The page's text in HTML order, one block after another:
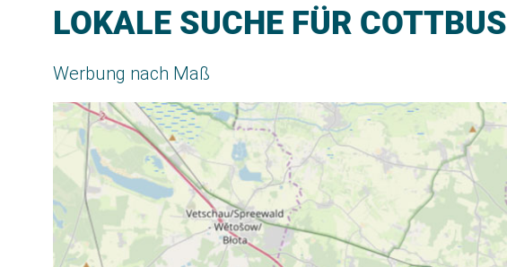
LOKALE SUCHE FÜR COTTBUS
Werbung nach Maß